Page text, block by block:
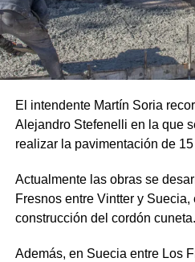
El intendente Martín Soria
Alejandro Stefenelli en la que
realizar la pavimentación de
Actualmente las obras se
Fresnos entre Vintter y
construcción del cordón cuneta.
Además, en Suecia entre Los